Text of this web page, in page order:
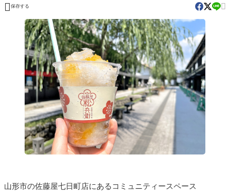
 保存する 
山形市の佐藤屋七日町店にあるコミュニティースペース